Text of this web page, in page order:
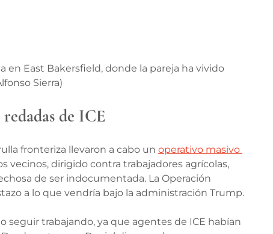
en East Bakersfield, donde la pareja ha vivido
Sierra)
de ICE
fronteriza llevaron a cabo un operativo masivo
vecinos, dirigido contra trabajadores agrícolas,
de ser indocumentada. La Operación
a lo que vendría bajo la administración Trump.
seguir trabajando, ya que agentes de ICE habían